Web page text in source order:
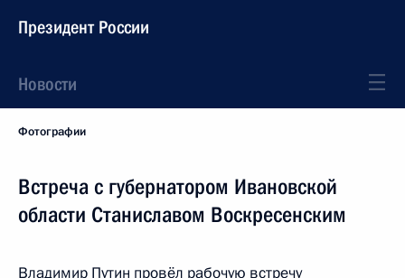
Президент России
Новости
Фотографии
Встреча с губернатором Ивановской
области Станиславом Воскресенским
Владимир Путин провёл рабочую встречу